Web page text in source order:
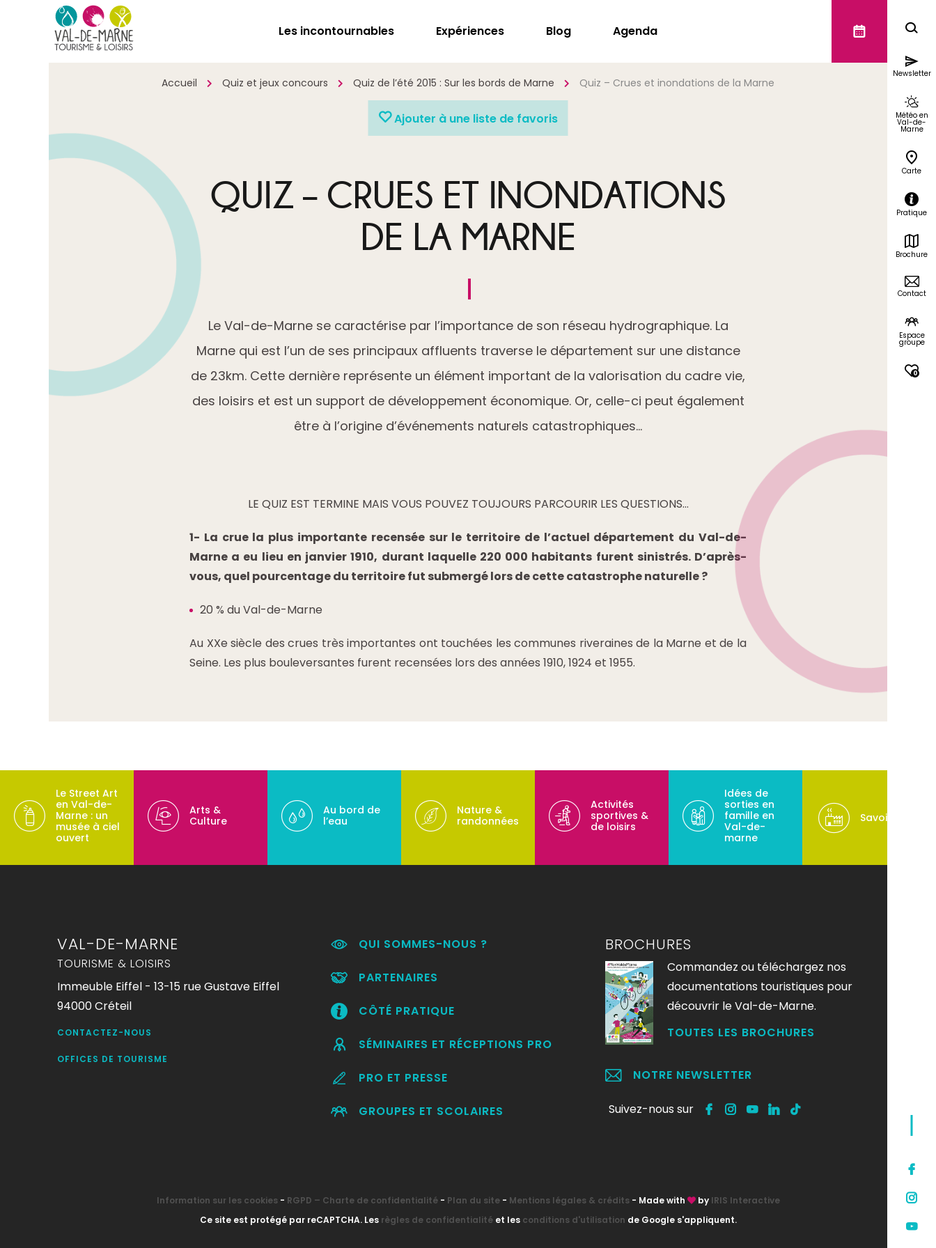
Les incontournables Expériences Blog Agenda
Accueil Quiz et jeux concours Quiz de l’été 2015 : Sur les bords de Marne Quiz – Crues et inondations de la Marne
Newsletter
Météo en
Val-de-
Marne
Carte
Pratique
Brochure
Contact
Espace
groupe
0
Ajouter à une liste de favoris
QUIZ – CRUES ET INONDATIONS
DE LA MARNE
Le Val-de-Marne se caractérise par l’importance de son réseau hydrographique. La
Marne qui est l’un de ses principaux affluents traverse le département sur une distance
de 23km. Cette dernière représente un élément important de la valorisation du cadre vie,
des loisirs et est un support de développement économique. Or, celle-ci peut également
être à l’origine d’événements naturels catastrophiques…
LE QUIZ EST TERMINE MAIS VOUS POUVEZ TOUJOURS PARCOURIR LES QUESTIONS…
1- La crue la plus importante recensée sur le territoire de l’actuel département du Val-de-
Marne a eu lieu en janvier 1910, durant laquelle 220 000 habitants furent sinistrés. D’après-
vous, quel pourcentage du territoire fut submergé lors de cette catastrophe naturelle ?
20 % du Val-de-Marne
Au XXe siècle des crues très importantes ont touchées les communes riveraines de la Marne et de la
Seine. Les plus bouleversantes furent recensées lors des années 1910, 1924 et 1955.
Le Street Art
en Val-de-
Marne : un
musée à ciel
ouvert
Arts &
Culture
Au bord de
l’eau
Nature &
randonnées
Activités
sportives &
de loisirs
Idées de
sorties en
famille en
Val-de-
marne
Savoir-faire
VAL-DE-MARNE
TOURISME & LOISIRS
Immeuble Eiffel - 13-15 rue Gustave Eiffel
94000 Créteil
CONTACTEZ-NOUS
OFFICES DE TOURISME
QUI SOMMES-NOUS ?
PARTENAIRES
CÔTÉ PRATIQUE
SÉMINAIRES ET RÉCEPTIONS PRO
PRO ET PRESSE
GROUPES ET SCOLAIRES
BROCHURES
Commandez ou téléchargez nos
documentations touristiques pour
découvrir le Val-de-Marne.
TOUTES LES BROCHURES
NOTRE NEWSLETTER
Suivez-nous sur
Information sur les cookies- RGPD – Charte de confidentialité- Plan du site- Mentions légales & crédits- Made with by IRIS Interactive
Ce site est protégé par reCAPTCHA. Les règles de confidentialitéet les conditions d'utilisation de Google s'appliquent.